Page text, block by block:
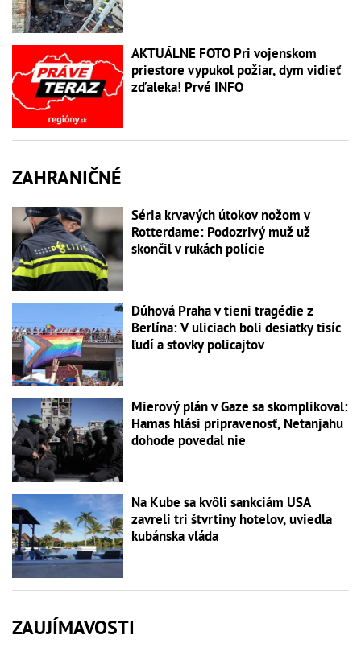
AKTUÁLNE FOTO Pri vojenskom
priestore vypukol požiar, dym vidieť
zďaleka! Prvé INFO
ZAHRANIČNÉ
Séria krvavých útokov nožom v
Rotterdame: Podozrivý muž už
skončil v rukách polície
Dúhová Praha v tieni tragédie z
Berlína: V uliciach boli desiatky tisíc
ľudí a stovky policajtov
Mierový plán v Gaze sa skomplikoval:
Hamas hlási pripravenosť, Netanjahu
dohode povedal nie
Na Kube sa kvôli sankciám USA
zavreli tri štvrtiny hotelov, uviedla
kubánska vláda
ZAUJÍMAVOSTI